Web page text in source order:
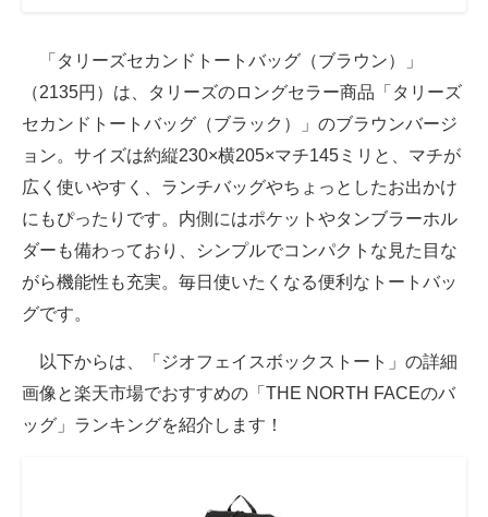
「タリーズセカンドトートバッグ（ブラウン）」
（2135円）は、タリーズのロングセラー商品「タリーズ
セカンドトートバッグ（ブラック）」のブラウンバージ
ョン。サイズは約縦230×横205×マチ145ミリと、マチが
広く使いやすく、ランチバッグやちょっとしたお出かけ
にもぴったりです。内側にはポケットやタンブラーホル
ダーも備わっており、シンプルでコンパクトな見た目な
がら機能性も充実。毎日使いたくなる便利なトートバッ
グです。
以下からは、「ジオフェイスボックストート」の詳細
画像と楽天市場でおすすめの「THE NORTH FACEのバ
ッグ」ランキングを紹介します！